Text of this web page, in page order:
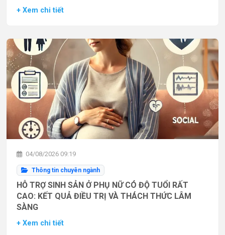
+ Xem chi tiết
04/08/2026 09:19
Thông tin chuyên ngành
HỖ TRỢ SINH SẢN Ở PHỤ NỮ CÓ ĐỘ TUỔI RẤT
CAO: KẾT QUẢ ĐIỀU TRỊ VÀ THÁCH THỨC LÂM
SÀNG
+ Xem chi tiết